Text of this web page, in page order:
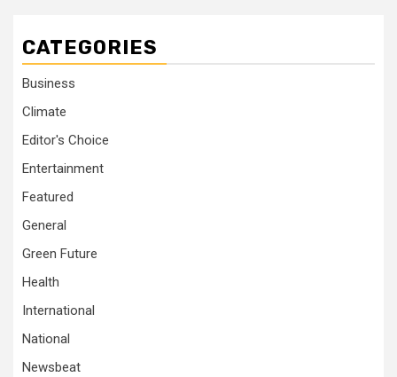
CATEGORIES
Business
Climate
Editor's Choice
Entertainment
Featured
General
Green Future
Health
International
National
Newsbeat